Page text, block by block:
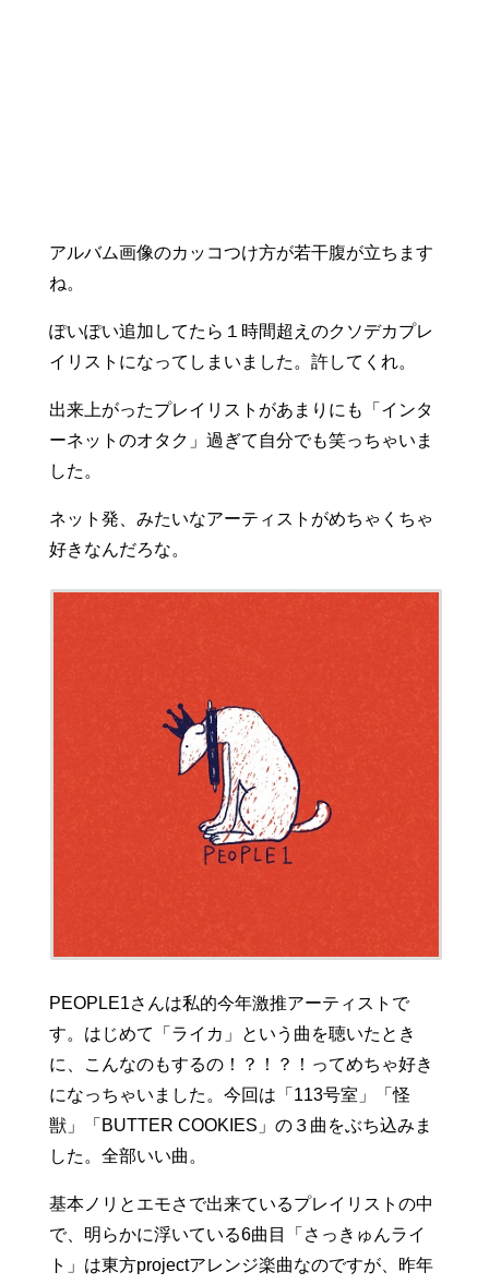
アルバム画像のカッコつけ方が若干腹が立ちます
ね。
ぽいぽい追加してたら１時間超えのクソデカプレ
イリストになってしまいました。許してくれ。
出来上がったプレイリストがあまりにも「インタ
ーネットのオタク」過ぎて自分でも笑っちゃいま
した。
ネット発、みたいなアーティストがめちゃくちゃ
好きなんだろな。
PEOPLE1さんは私的今年激推アーティストで
す。はじめて「ライカ」という曲を聴いたとき
に、こんなのもするの！？！？！ってめちゃ好き
になっちゃいました。今回は「113号室」「怪
獣」「BUTTER COOKIES」の３曲をぶち込みま
した。全部いい曲。
基本ノリとエモさで出来ているプレイリストの中
で、明らかに浮いている6曲目「さっきゅんライ
ト」は東方projectアレンジ楽曲なのですが、昨年